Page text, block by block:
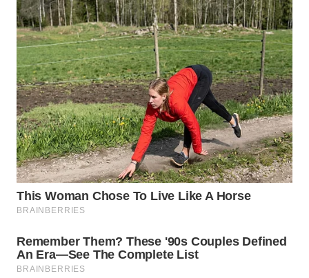
MADURA
WN
SURABAYA
WN
NATUNA
WN
BINTAN
WN
WN
LIKUPANG